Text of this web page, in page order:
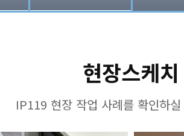
현장스케치
IP119 현장 작업 사례를 확인하